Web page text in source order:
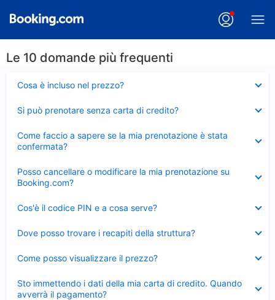
Le 10 domande più frequenti
Cosa è incluso nel prezzo?
chiuso
Si può prenotare senza carta di credito?
chiuso
Come faccio a sapere se la mia prenotazione è stata
confermata?
chiuso
Posso cancellare o modificare la mia prenotazione su
Booking.com?
chiuso
Cos'è il codice PIN e a cosa serve?
chiuso
Dove posso trovare i recapiti della struttura?
chiuso
Come posso visualizzare il prezzo?
chiuso
Sto immettendo i dati della mia carta di credito. Quando
avverrà il pagamento?
chiuso